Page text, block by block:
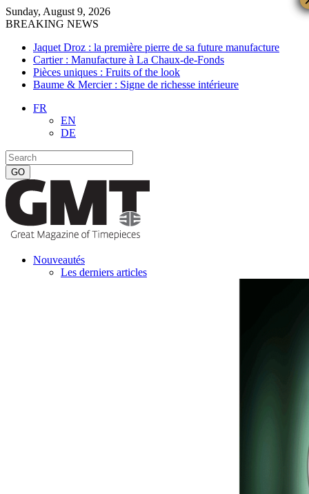
Sunday, August 9, 2026
BREAKING NEWS
Jaquet Droz : la première pierre de sa future manufacture
Cartier : Manufacture à La Chaux-de-Fonds
Pièces uniques : Fruits of the look
Baume & Mercier : Signe de richesse intérieure
FR
EN
DE
Nouveautés
Les derniers articles